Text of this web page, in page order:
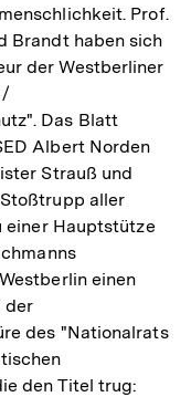
Prof.
Brandt haben sich
der Westberliner
/
Das Blatt
Albert Norden
Strauß und
aller
einer Hauptstütze
einen
der
des "Nationalrats
den Titel trug: